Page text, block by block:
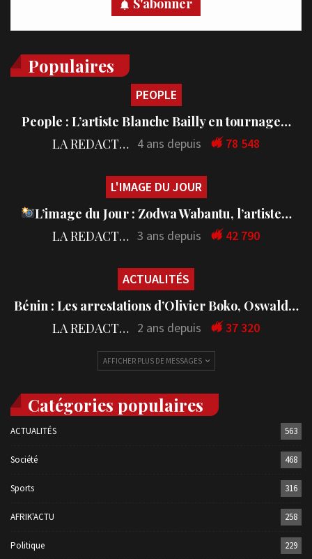
S'abonner
Populaires
PEOPLE
People : L’artiste Blanche Bailly en tournage…
LA REDACTION 4 ans depuis 78 548
L'IMAGE DU JOUR
L’image du Jour : Zodwa Wabantu, l’artiste…
LA REDACTION 3 ans depuis 42 790
ACTUALITÉS
Bénin : Les arrestations d’Olivier Boko, Oswald…
LA REDACTION 2 ans depuis 37 320
AFFICHER PLUS DE MESSAGES
Catégories populaires
ACTUALITÉS 563
Société 468
Sports 316
AFRIK'ACTU 258
Politique 229